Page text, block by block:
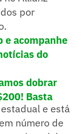
por
e acompanhe
do
dobrar
Basta
e está
número de